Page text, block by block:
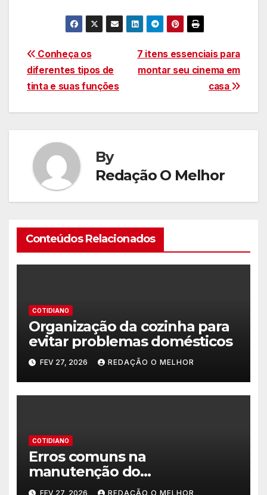
Navegação
de
Post
7 itens essenciais para
montar seu cinema em
casa
Conheça os
diferentes tipos de
tinta e suas funções
By
Redação O Melhor
Conteúdos Relacionados
COTIDIANO
Organização da cozinha para
evitar problemas domésticos
FEV 27, 2026 REDAÇÃO O MELHOR
COTIDIANO
Erros comuns na
manutenção do
encanamento residencial
FEV 27, 2026 REDAÇÃO O MELHOR